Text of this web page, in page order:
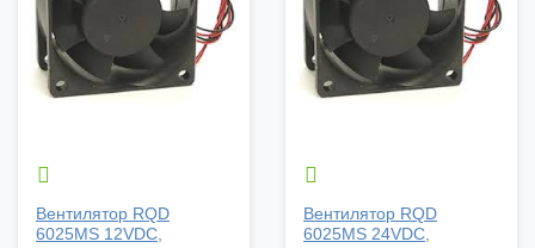

Вентилятор RQD
6025MS 12VDC,

Вентилятор RQD
6025MS 24VDC,